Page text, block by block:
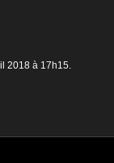
2018 à 17h15.